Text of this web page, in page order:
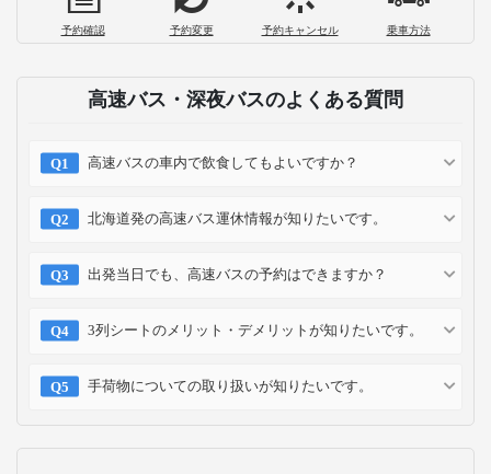
予約確認 予約変更 予約キャンセル 乗車方法
高速バス・深夜バスのよくある質問
高速バスの車内で飲食してもよいですか？
北海道発の高速バス運休情報が知りたいです。
出発当日でも、高速バスの予約はできますか？
3列シートのメリット・デメリットが知りたいです。
手荷物についての取り扱いが知りたいです。